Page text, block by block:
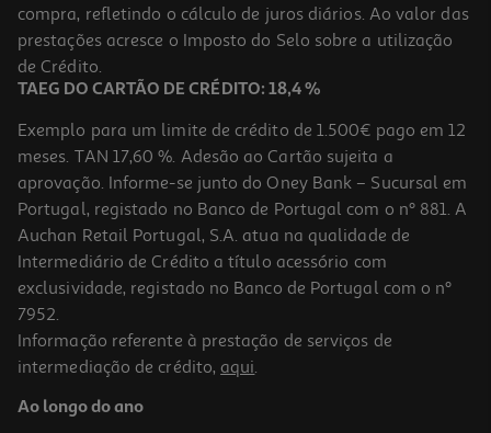
compra, refletindo o cálculo de juros diários. Ao valor das
prestações acresce o Imposto do Selo sobre a utilização
de Crédito.
TAEG DO CARTÃO DE CRÉDITO: 18,4 %
Exemplo para um limite de crédito de 1.500€ pago em 12
meses. TAN 17,60 %. Adesão ao Cartão sujeita a
aprovação. Informe-se junto do Oney Bank – Sucursal em
Portugal, registado no Banco de Portugal com o nº 881. A
Auchan Retail Portugal, S.A. atua na qualidade de
Intermediário de Crédito a título acessório com
exclusividade, registado no Banco de Portugal com o nº
7952.
Informação referente à prestação de serviços de
intermediação de crédito, aqui.
Ao longo do ano